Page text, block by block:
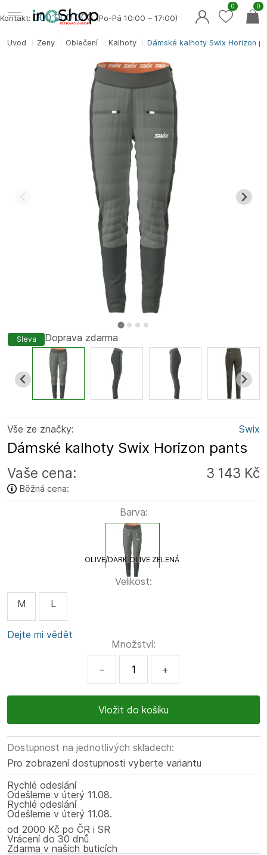
Úvod Ženy Oblečení Kalhoty Dámské kalhoty Swix Horizon
Sleva
Vše ze značky: Swix
Dámské kalhoty Swix Horizon pants
Vaše cena: 3 143 Kč
Běžná cena:
Barva:
OLIVE/DARK OLIVE ZELENÁ
Velikost:
M
L
Dejte mi vědět
Množství:
- +
Dostupnost na jednotlivých skladech:
Pro zobrazení dostupnosti vyberte variantu
Rychlé odeslání
Odešleme v úterý 11.08.
Rychlé odeslání
Odešleme v úterý 11.08.
Doprava zdarma
od 2000 Kč po ČR i SR
Vrácení do 30 dnů
Zdarma v našich buticích
Kontakt: 000 000 000(Po-Pá 10:00 – 17:00)
0
0